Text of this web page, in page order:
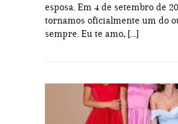
esposa. Em 4 de setembro de
tornamos oficialmente um do
sempre. Eu te amo, […]